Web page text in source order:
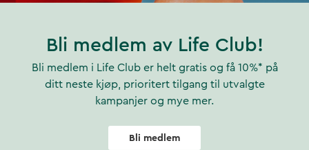
Bli medlem av Life Club!
Bli medlem i Life Club er helt gratis og få 10%* på
ditt neste kjøp, prioritert tilgang til utvalgte
kampanjer og mye mer.
Bli medlem